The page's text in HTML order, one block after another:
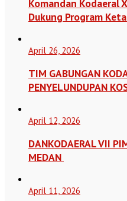
Komandan Kodaeral
Dukung Program
April 26, 2026
TIM GABUNGAN
PENYELUNDUPAN
April 12, 2026
DANKODAERAL VII
MEDAN
April 11, 2026